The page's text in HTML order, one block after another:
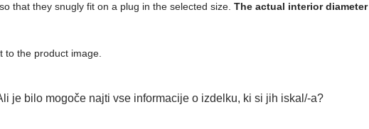
that they snugly fit on a plug in the selected size. The actual interior
to the product image.
je bilo mogoče najti vse informacije o izdelku, ki si jih iskal/-a?